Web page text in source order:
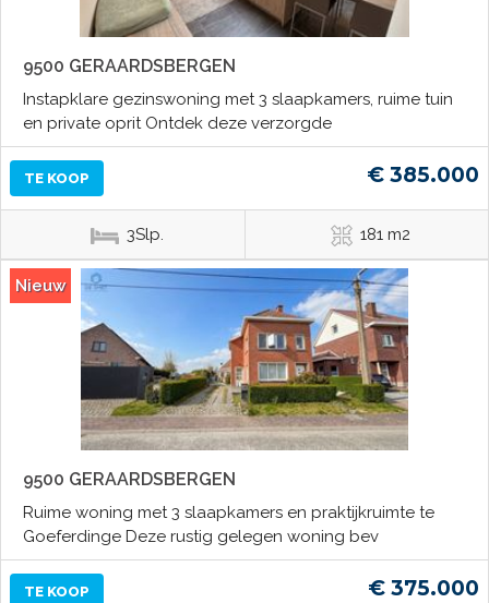
9500 GERAARDSBERGEN
Instapklare gezinswoning met 3 slaapkamers, ruime tuin
en private oprit Ontdek deze verzorgde
TE KOOP € 385.000
3Slp. 181 m2
Nieuw
9500 GERAARDSBERGEN
Ruime woning met 3 slaapkamers en praktijkruimte te
Goeferdinge Deze rustig gelegen woning bev
TE KOOP € 375.000